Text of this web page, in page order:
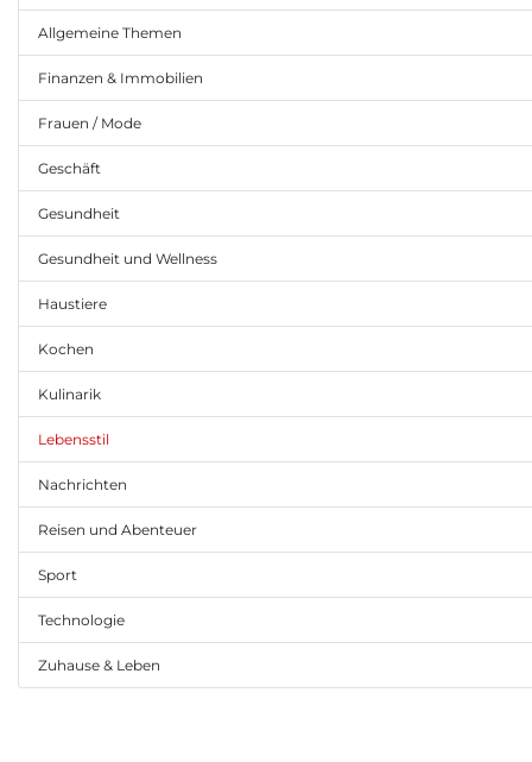
Allgemeine Themen
Finanzen & Immobilien
Frauen / Mode
Geschäft
Gesundheit
Gesundheit und Wellness
Haustiere
Kochen
Kulinarik
Lebensstil
Nachrichten
Reisen und Abenteuer
Sport
Technologie
Zuhause & Leben